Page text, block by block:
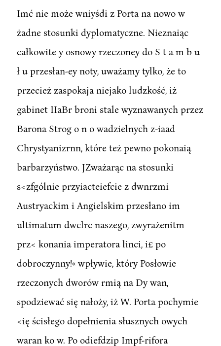
Imć nie może wniyśdi z Porta na nowo w
żadne stosunki dyplomatyczne. Nieznaiąc
całkowite y osnowy rzeczoney do S t a m b u
ł u przesłan-ey noty, uważamy tylko, że to
przecież zaspokaja niejako ludzkość, iż
gabinet IIaBr broni stale wyznawanych przez
Barona Strog o n o wadzielnych z-iaad
Chrystyanizrnn, które też pewno pokonaią
barbarzyństwo. JZważarąc na stosunki
s<zfgólnie przyiacteiefcie z dwnrzmi
Austryackim i Angielskim przesłano im
ultimatum dwclrc naszego, zwyrażenitm
prz< konania imperatora linci, i£ po
dobroczynny!« wpływie, który Posłowie
rzeczonych dworów rmią na Dy wan,
spodziewać się nałoży, iż W. Porta pochymie
<ię ścisłego dopełnienia słusznych owych
waran ko w. Po odiefdzip Impf-rifora